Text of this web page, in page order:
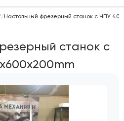
/Настольный фрезерный станок с ЧПУ
станок с